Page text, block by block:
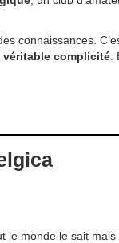
connaissances.
véritable complicité
monde le sait